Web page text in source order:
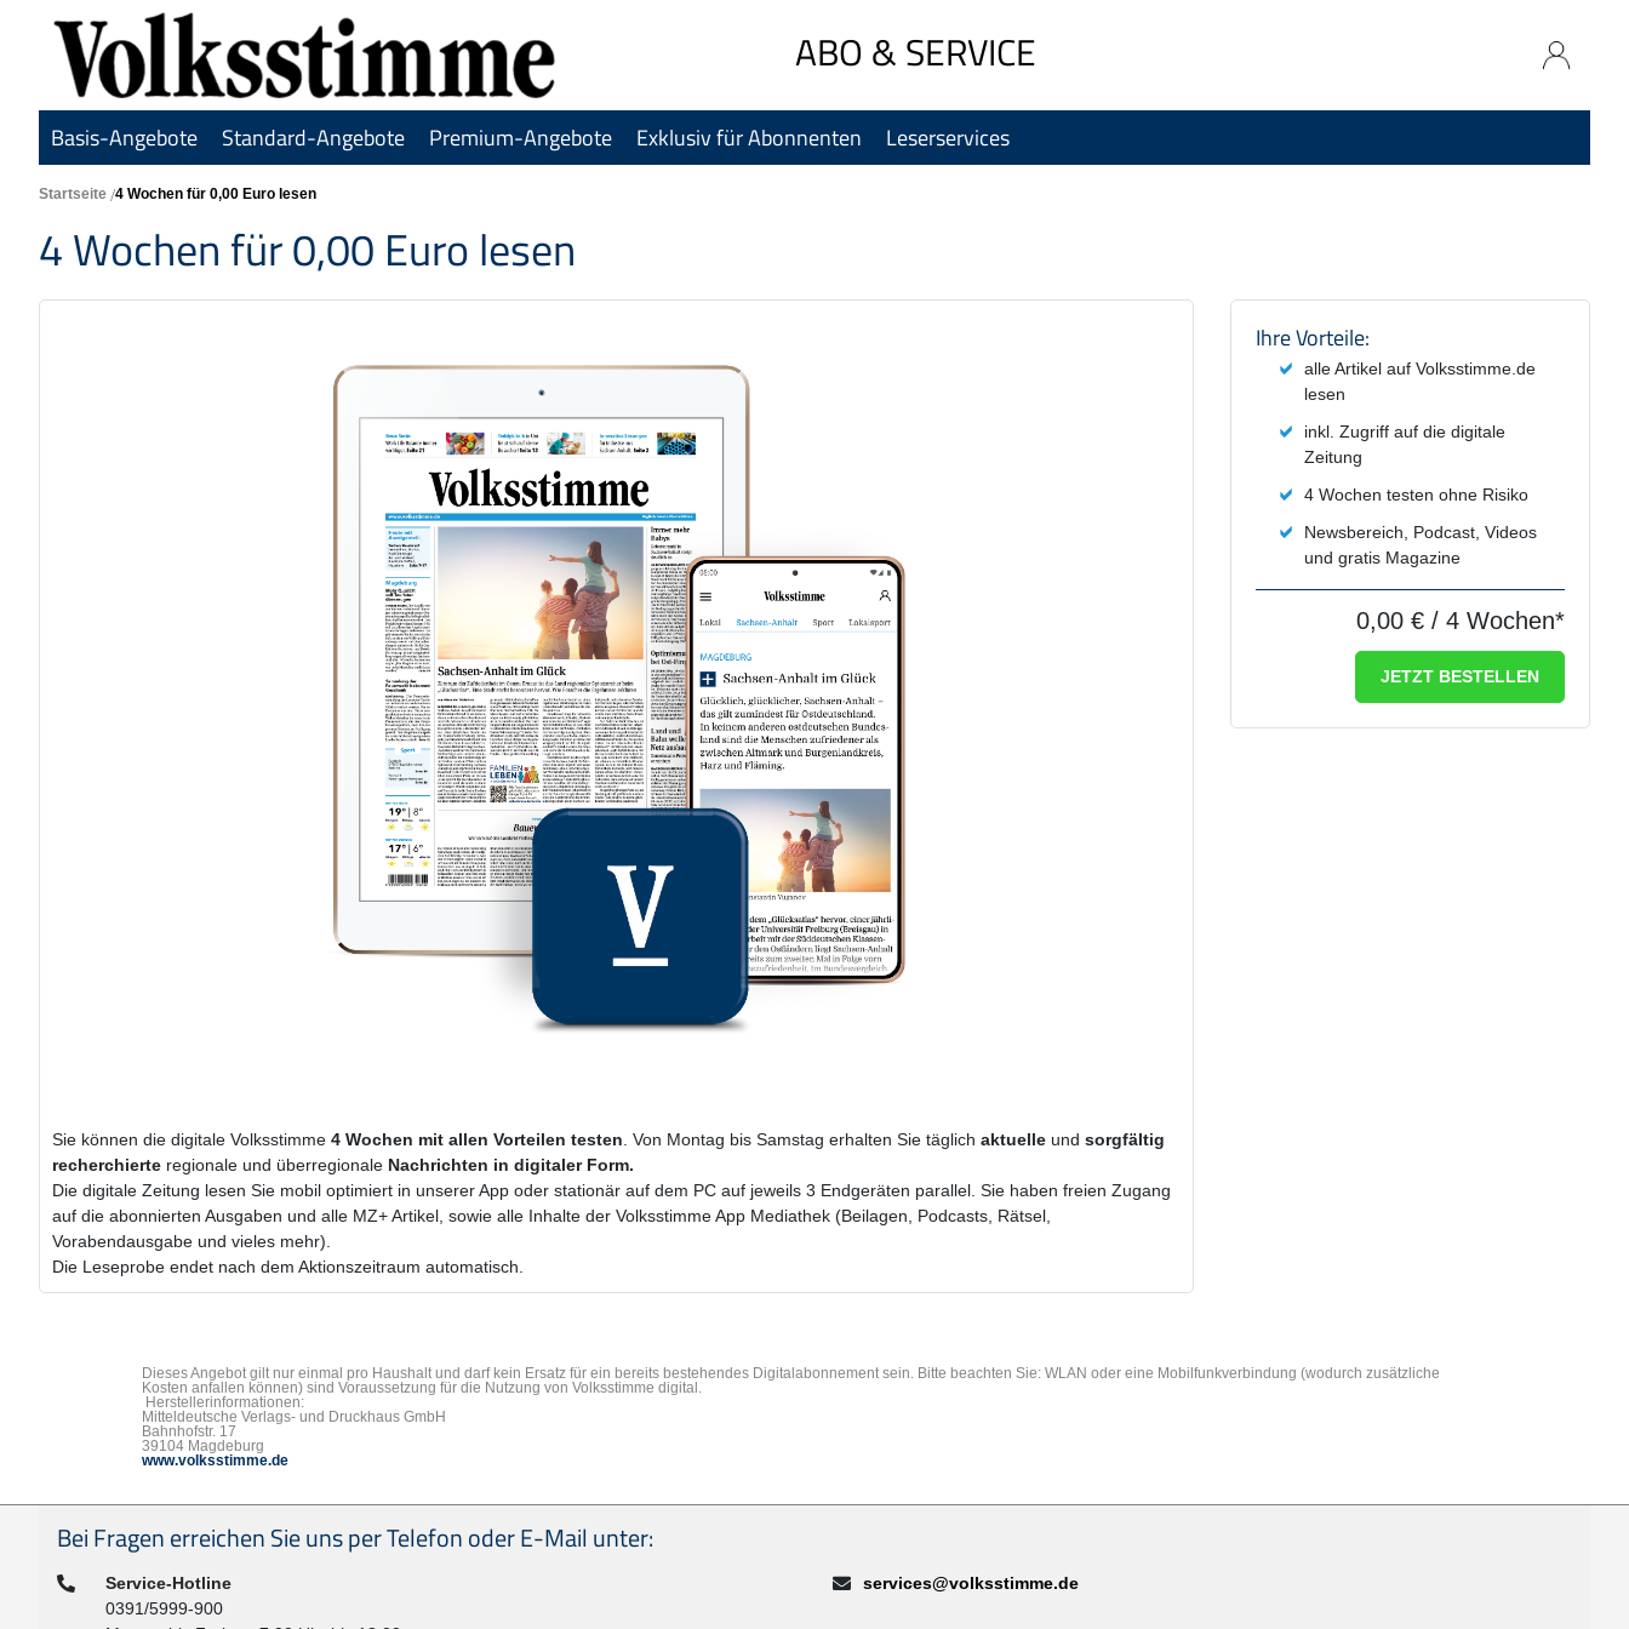
Navigation
zu:
ABO & SERVICE
Basis-Angebote Standard-Angebote Premium-Angebote Exklusiv für Abonnenten Leserservices
Startseite 4 Wochen für 0,00 Euro lesen
4 Wochen für 0,00 Euro lesen
Sie können die digitale Volksstimme 4 Wochen mit allen Vorteilen testen . Von Montag bis Samstag erhalten Sie täglich aktuelle und sorgfältig
recherchierte regionale und überregionale Nachrichten in digitaler Form.
Die digitale Zeitung lesen Sie mobil optimiert in unserer App oder stationär auf dem PC auf jeweils 3 Endgeräten parallel. Sie haben freien Zugang
auf die abonnierten Ausgaben und alle MZ+ Artikel, sowie alle Inhalte der Volksstimme App Mediathek (Beilagen, Podcasts, Rätsel,
Vorabendausgabe und vieles mehr).
Die Leseprobe endet nach dem Aktionszeitraum automatisch.
Produktzusammenfassung
Ihre Vorteile:
alle Artikel auf Volksstimme.de
lesen
inkl. Zugriff auf die digitale
Zeitung
4 Wochen testen ohne Risiko
Newsbereich, Podcast, Videos
und gratis Magazine
0,00 € / 4 Wochen*
JETZT BESTELLEN
Dieses Angebot gilt nur einmal pro Haushalt und darf kein Ersatz für ein bereits bestehendes Digitalabonnement sein. Bitte beachten Sie: WLAN oder eine Mobilfunkverbindung (wodurch zusätzliche
Kosten anfallen können) sind Voraussetzung für die Nutzung von Volksstimme digital.
Herstellerinformationen:
Mitteldeutsche Verlags- und Druckhaus GmbH
Bahnhofstr. 17
39104 Magdeburg
www.volksstimme.de
Seitenfußbereich
Bei Fragen erreichen Sie uns per Telefon oder E-Mail unter:
Telefon:Service-Hotline
0391/5999-900
E-Mail:services@volksstimme.de